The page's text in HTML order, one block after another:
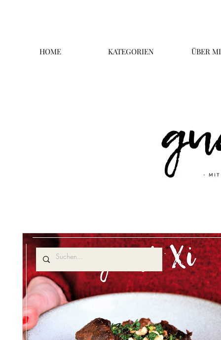
HOME KATEGORIEN ÜBER